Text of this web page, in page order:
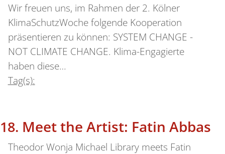
Wir freuen uns, im Rahmen der 2. Kölner
KlimaSchutzWoche folgende Kooperation
präsentieren zu können: SYSTEM CHANGE -
NOT CLIMATE CHANGE. Klima-Engagierte
haben diese…
Tag(s):
Meet the Artist: Fatin Abbas
Theodor Wonja Michael Library meets Fatin